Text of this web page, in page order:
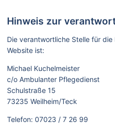
Hinweis zur
Die verantwortliche Stelle für
Website ist:
Michael Kuchelmeister
c/o Ambulanter Pflegedienst
Schulstraße 15
73235 Weilheim/Teck
Telefon: 07023 / 7 26 99